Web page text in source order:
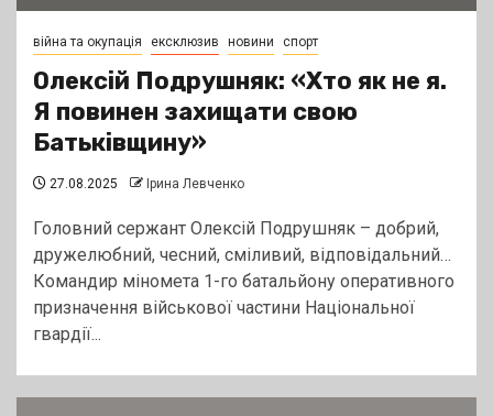
війна та окупація ексклюзив новини спорт
Олексій Подрушняк: «Хто як не я.
Я повинен захищати свою
Батьківщину»
27.08.2025 Ірина Левченко
Головний сержант Олексій Подрушняк – добрий,
дружелюбний, чесний, сміливий, відповідальний…
Командир міномета 1-го батальйону оперативного
призначення військової частини Національної
гвардії...